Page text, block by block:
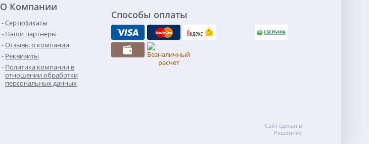
О Компании
Сертификаты
Наши партнеры
Отзывы о компании
Реквизиты
Политика компании в
отношении обработки
персональных данных
Способы оплаты
Сайт сделан в
Решениях